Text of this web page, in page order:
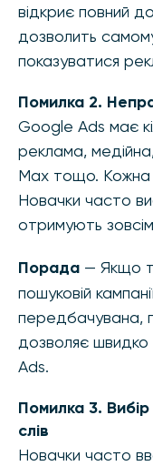
відкриє повний
дозволить
показуватися
Помилка 2.
Google Ads має
реклама,
Max тощо. Кожна
Новачки часто
отримують
Порада — Якщо
пошуковій
передбачувана,
дозволяє швидко
Ads.
Помилка 3.
слів
Новачки часто